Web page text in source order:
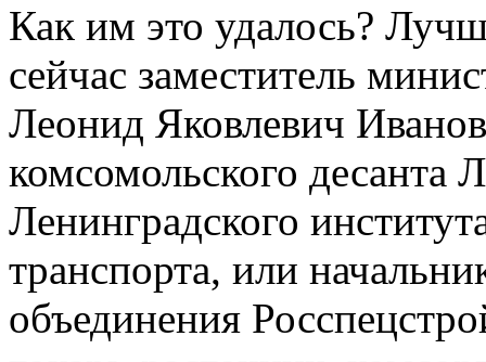
Как им это удалось?
сейчас заместитель
Леонид Яковлевич
комсомольского десанта
Ленинградского
транспорта, или
объединения